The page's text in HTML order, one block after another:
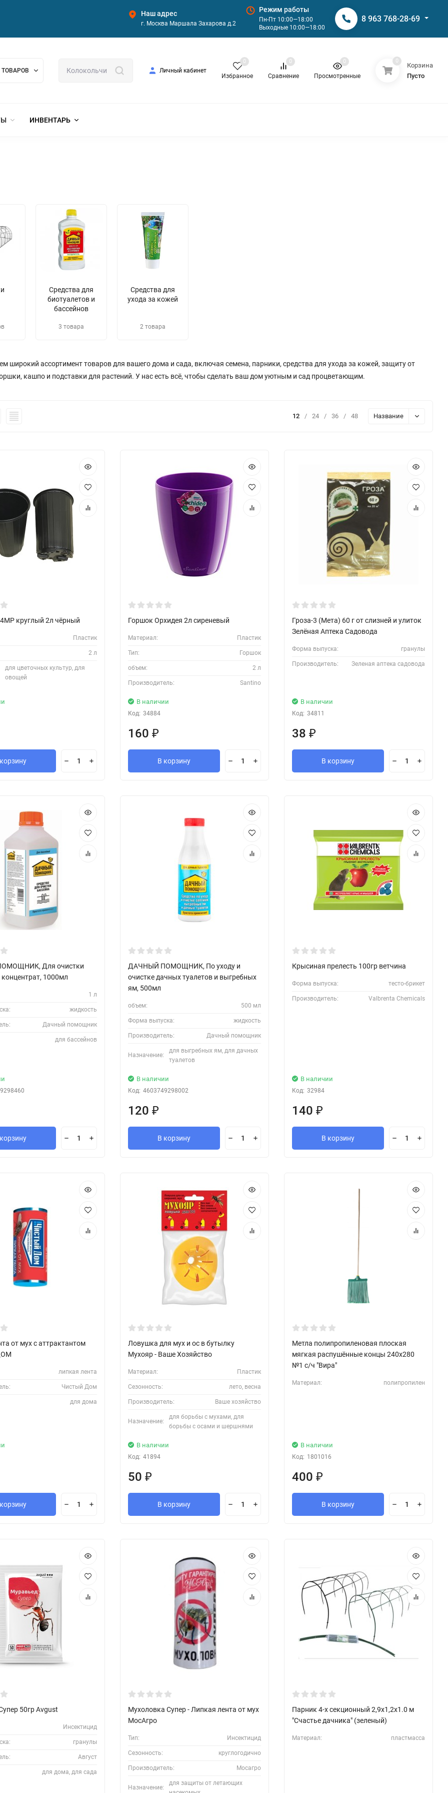
Наш адрес
г. Москва Маршала Захарова д.2
Режим работы
Пн-Пт 10:00—18:00
Выходные 10:00—18:00
8 963 768-28-69
ТОВАРОВ
Личный кабинет
Избранное
0
Сравнение
0
Просмотренные
0 0
Корзина
Пусто
ИНВЕНТАРЬ
Средства для
биотуалетов и
бассейнов
3 товара
Средства для
ухода за кожей
2 товара
широкий ассортимент товаров для вашего дома и сада, включая семена, парники, средства для ухода за кожей, защиту от
кашпо и подставки для растений. У нас есть всё, чтобы сделать ваш дом уютным и сад процветающим.
12 / 24 / 36 / 48 Название
круглый 2л чёрный
Пластик
2 л
для цветочных культур, для
овощей
Горшок Орхидея 2л сиреневый
Материал: Пластик
Тип: Горшок
объем: 2 л
Производитель: Santino
В наличии
Код: 34884
160 ₽
В корзину
Гроза-3 (Мета) 60 г от слизней и улиток
Зелёная Аптека Садовода
Форма выпуска: гранулы
Производитель: Зеленая аптека садовода
В наличии
Код: 34811
38 ₽
В корзину
Для очистки
концентрат, 1000мл
1 л
жидкость
Дачный помощник
для бассейнов
ДАЧНЫЙ ПОМОЩНИК, По уходу и
очистке дачных туалетов и выгребных
ям, 500мл
объем: 500 мл
Форма выпуска: жидкость
Производитель: Дачный помощник
Назначение:
для выгребных ям, для дачных
туалетов
В наличии
Код: 4603749298002
120 ₽
В корзину
Крысиная прелесть 100гр ветчина
Форма выпуска: тесто-брикет
Производитель: Valbrenta Chemicals
В наличии
Код: 32984
140 ₽
В корзину
от мух с аттрактантом
липкая лента
Чистый Дом
для дома
Ловушка для мух и ос в бутылку
Мухояр - Ваше Хозяйство
Материал: Пластик
Сезонность: лето, весна
Производитель: Ваше хозяйство
Назначение:
для борьбы с мухами, для
борьбы с осами и шершнями
В наличии
Код: 41894
50 ₽
В корзину
Метла полипропиленовая плоская
мягкая распушённые концы 240х280
№1 с/ч "Вира"
Материал: полипропилен
В наличии
Код: 1801016
400 ₽
В корзину
50гр Avgust
Инсектицид
гранулы
Август
для дома, для сада
Мухоловка Супер - Липкая лента от мух
МосАгро
Тип: Инсектицид
Сезонность: круглогодично
Производитель: Мосагро
Назначение:
для защиты от летающих
Парник 4-х секционный 2,9х1,2х1.0 м
"Счастье дачника" (зеленый)
Материал: пластмасса